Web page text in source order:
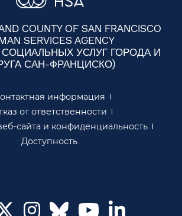
COUNTY OF SAN FRANCISCO
SERVICES AGENCY
СОЦИАЛЬНЫХ УСЛУГ ГОРОДА И
САН-ФРАНЦИСКО)​​
информация​​
от ответственности​​
сайта и конфиденциальность​​
Доступность​​